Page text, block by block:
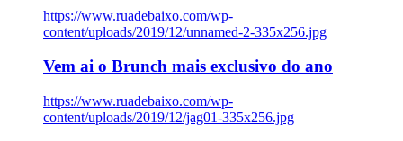
https://www.ruadebaixo.com/wp-
content/uploads/2019/12/unnamed-2-335x256.jpg
Vem ai o Brunch mais exclusivo do ano
https://www.ruadebaixo.com/wp-
content/uploads/2019/12/jag01-335x256.jpg